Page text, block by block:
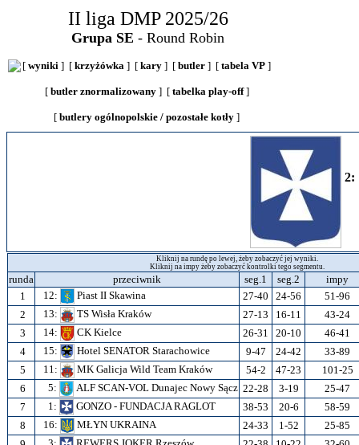
II liga DMP 2025/26
Grupa SE - Round Robin
[ wyniki ] [ krzyżówka ] [ kary ] [ butler ] [ tabela VP ]
[butler znormalizowany ] [tabelka play-off]
[ butlery ogólnopolskie / pozostałe kotły ]
2:
Kliknij na rundę po lewej, żeby zobaczyć jej wyniki.
Kliknij na impy żeby zobaczyć kontrolki tego segmentu.
runda przeciwnik seg.1 seg.2
impy
1
12: Piast II Skawina 27-40 24-56
51-96
2
13: TS Wisła Kraków 27-13 16-11
43-24
3
14: CK Kielce 26-31 20-10
46-41
4
15: Hotel SENATOR Starachowice 9-47 24-42
33-89
5
11: MK Galicja Wild Team Kraków 54-2 47-23
101-25
6
5: ALF SCAN-VOL Dunajec Nowy Sącz 22-28 3-19
25-47
7
1: GONZO - FUNDACJA RAGLOT 38-53 20-6
58-59
8
16: MŁYN UKRAINA 24-33 1-52
25-85